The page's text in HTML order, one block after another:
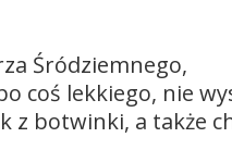
Śródziemnego,
coś lekkiego, nie
z botwinki, a także